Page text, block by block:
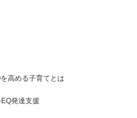
高める子育てとは
発達支援